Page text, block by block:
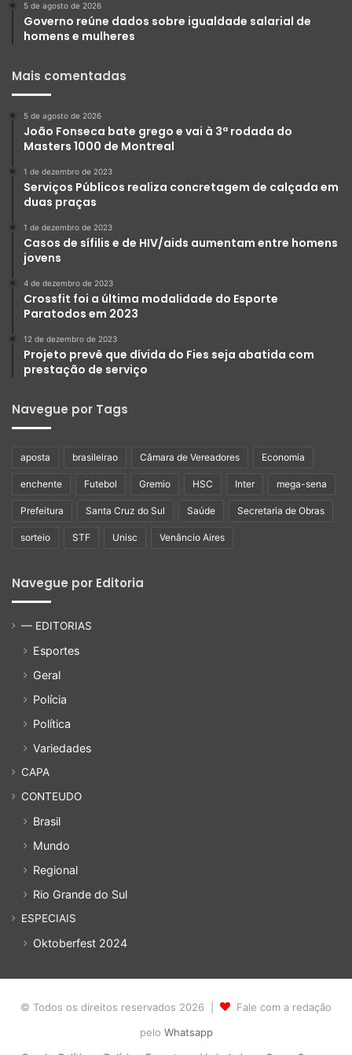
5 de agosto de 2026
Governo reúne dados sobre igualdade salarial de
homens e mulheres
Mais comentadas
5 de agosto de 2026
João Fonseca bate grego e vai à 3ª rodada do
Masters 1000 de Montreal
1 de dezembro de 2023
Serviços Públicos realiza concretagem de calçada em
duas praças
1 de dezembro de 2023
Casos de sífilis e de HIV/aids aumentam entre homens
jovens
4 de dezembro de 2023
Crossfit foi a última modalidade do Esporte
Paratodos em 2023
12 de dezembro de 2023
Projeto prevê que dívida do Fies seja abatida com
prestação de serviço
Navegue por Tags
aposta brasileirao Câmara de Vereadores Economia
enchente Futebol Gremio HSC Inter mega-sena
Prefeitura Santa Cruz do Sul Saúde Secretaria de Obras
sorteio STF Unisc Venâncio Aires
Navegue por Editoria
— EDITORIAS
Esportes
Geral
Polícia
Política
Variedades
CAPA
CONTEUDO
Brasil
Mundo
Regional
Rio Grande do Sul
ESPECIAIS
Oktoberfest 2024
© Todos os direitos reservados 2026 |
Fale com a redação
pelo Whatsapp